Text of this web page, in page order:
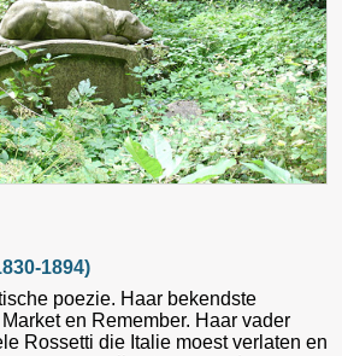
1894)
poezie. Haar bekendste
en Remember. Haar vader
Rossetti die Italie moest verlaten en